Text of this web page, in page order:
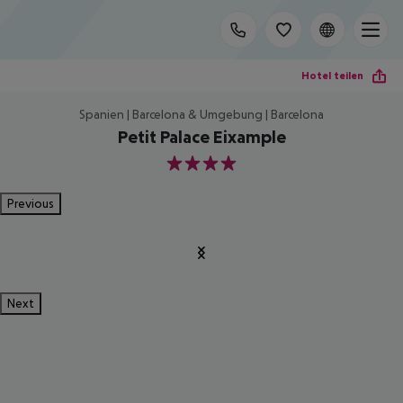
Hotel teilen
Spanien | Barcelona & Umgebung | Barcelona
Petit Palace Eixample
4
Previous
Next